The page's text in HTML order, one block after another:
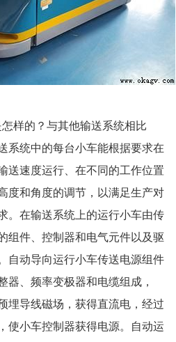
样的？与其他输送系统相比
系统中的每台小车能根据要求在
送速度运行、在不同的工作位置
度和角度的调节，以满足生产对
。在输送系统上的运行小车由传
组件、控制器和电气元件以及驱
自动导向运行小车传送电源组件
器、频率变极器和电缆组成，
埋导线磁场，获得直流电，经过
使小车控制器获得电源。自动运